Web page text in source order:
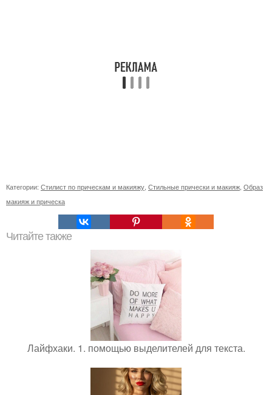
Категории: Стилист по прическам и макияжу Стильные прически и макияж Образ
макияж и прическа
Читайте также
Лайфхаки. 1. помощью выделителей для текста.